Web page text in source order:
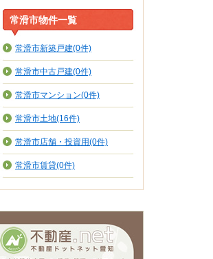
常滑市物件一覧
常滑市新築戸建(0件)
常滑市中古戸建(0件)
常滑市マンション(0件)
常滑市土地(16件)
常滑市店舗・投資用(0件)
常滑市賃貸(0件)